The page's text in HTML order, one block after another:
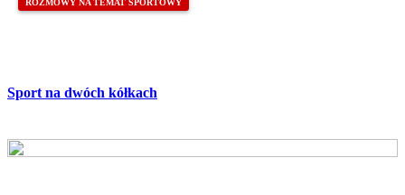
ROZMOWY NA TEMAT SPORTOWY
Sport na dwóch kółkach